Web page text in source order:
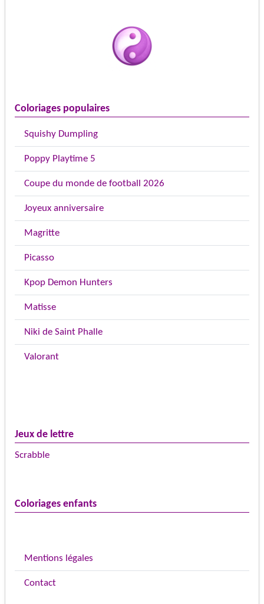
Coloriages populaires
Squishy Dumpling
Poppy Playtime 5
Coupe du monde de football 2026
Joyeux anniversaire
Magritte
Picasso
Kpop Demon Hunters
Matisse
Niki de Saint Phalle
Valorant
Jeux de lettre
Scrabble
Coloriages enfants
Mentions légales
Contact